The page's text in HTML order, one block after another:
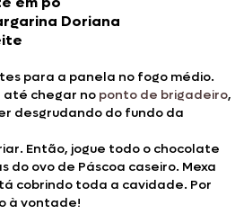
Doriana
para a panela no fogo médio.
até chegar no ponto de brigadeiro,
desgrudando do fundo da
Então, jogue todo o chocolate
do ovo de Páscoa caseiro. Mexa
cobrindo toda a cavidade. Por
à vontade!